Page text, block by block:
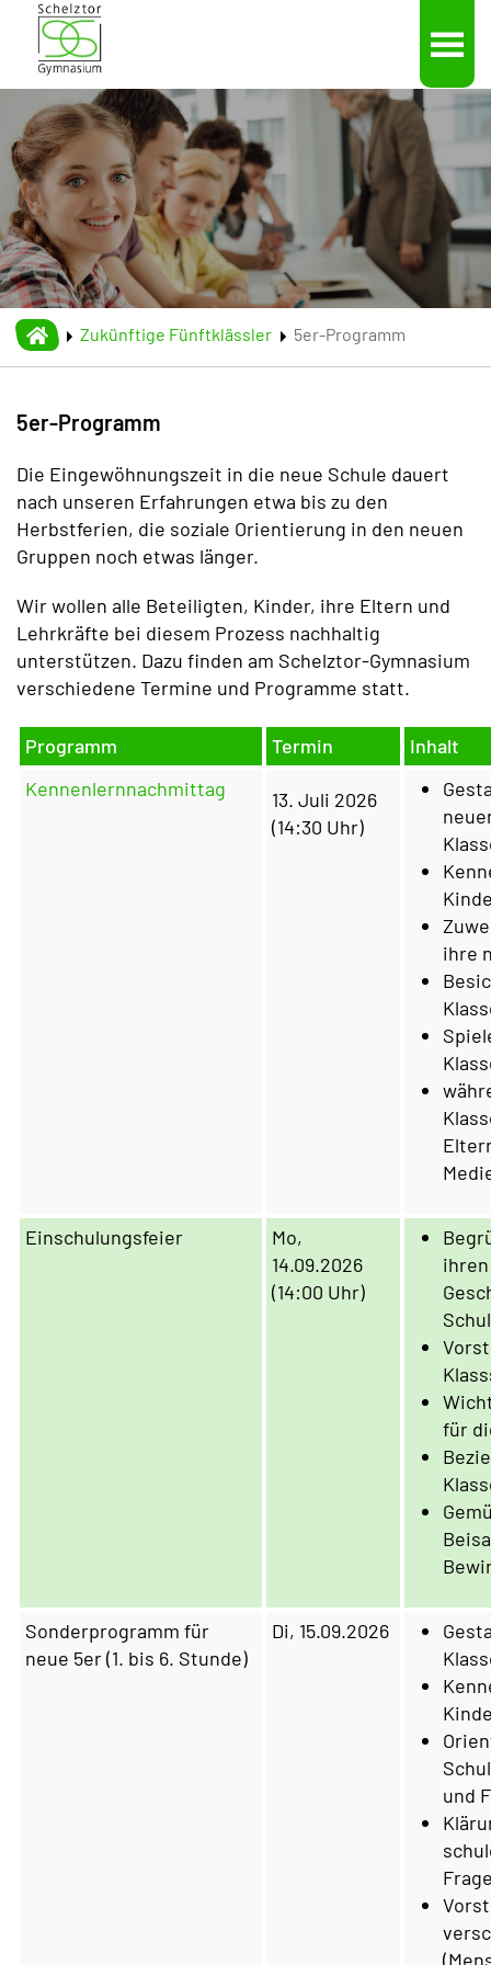
Skip to main content
Zukünftige Fünftklässler 5er-Programm
5er-Programm
Die Eingewöhnungszeit in die neue Schule dauert
nach unseren Erfahrungen etwa bis zu den
Herbstferien, die soziale Orientierung in den neuen
Gruppen noch etwas länger.
Wir wollen alle Beteiligten, Kinder, ihre Eltern und
Lehrkräfte bei diesem Prozess nachhaltig
unterstützen. Dazu finden am Schelztor-Gymnasium
verschiedene Termine und Programme statt.
Programm Termin
Inhalt
Kennenlernnachmittag
13. Juli 2026
(14:30 Uhr)
ihre
Einschulungsfeier
Mo,
14.09.2026
(14:00 Uhr)
für
Sonderprogramm für
neue 5er (1. bis 6. Stunde)
Di, 15.09.2026
und